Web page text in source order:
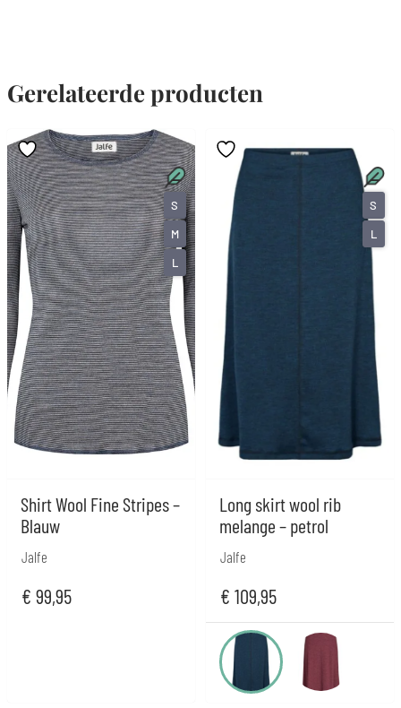
Gerelateerde producten
Shirt Wool Fine Stripes –
Blauw
Jalfe
€ 99,95
S
M
L
Long skirt wool rib
melange – petrol
Jalfe
€ 109,95
S
L